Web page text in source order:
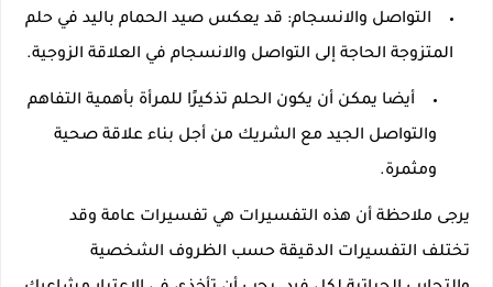
التواصل والانسجام: قد يعكس صيد الحمام باليد في حلم
المتزوجة الحاجة إلى التواصل والانسجام في العلاقة الزوجية.
أيضا يمكن أن يكون الحلم تذكيرًا للمرأة بأهمية التفاهم
والتواصل الجيد مع الشريك من أجل بناء علاقة صحية
ومثمرة.
يرجى ملاحظة أن هذه التفسيرات هي تفسيرات عامة وقد
تختلف التفسيرات الدقيقة حسب الظروف الشخصية